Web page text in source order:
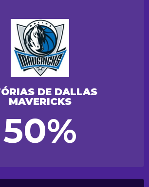
DE DALLAS
MAVERICKS
50%